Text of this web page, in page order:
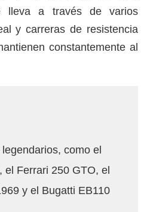
lleva a través de varios
y carreras de resistencia
constantemente al
como el
el Ferrari 250 GTO, el
y el Bugatti EB110